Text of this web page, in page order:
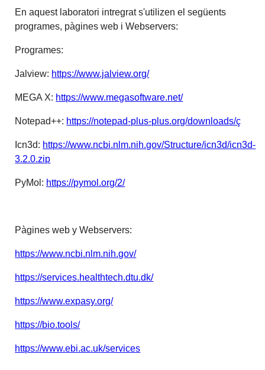
En aquest laboratori intregrat s'utilizen el següents
programes, pàgines web i Webservers:
Programes:
Jalview: https://www.jalview.org/
MEGA X: https://www.megasoftware.net/
Notepad++: https://notepad-plus-plus.org/downloads/ç
Icn3d: https://www.ncbi.nlm.nih.gov/Structure/icn3d/icn3d-
3.2.0.zip
PyMol: https://pymol.org/2/
Pàgines web y Webservers:
https://www.ncbi.nlm.nih.gov/
https://services.healthtech.dtu.dk/
https://www.expasy.org/
https://bio.tools/
https://www.ebi.ac.uk/services